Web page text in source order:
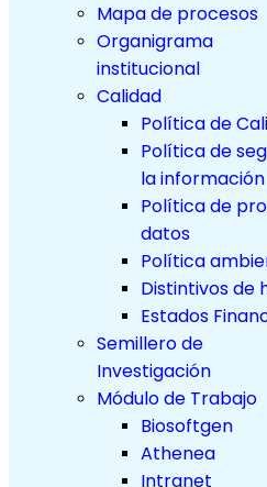
Mapa de procesos
Organigrama
institucional
Calidad
Política de
Política de
la información
Política de
datos
Política
Distintivos de
Estados
Semillero de
Investigación
Módulo de Trabajo
Biosoftgen
Athenea
Intranet